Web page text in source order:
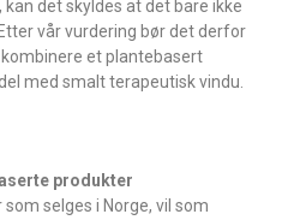
det skyldes at det bare ikke
vår vurdering bør det derfor
et plantebasert
med smalt terapeutisk vindu.
produkter
selges i Norge, vil som